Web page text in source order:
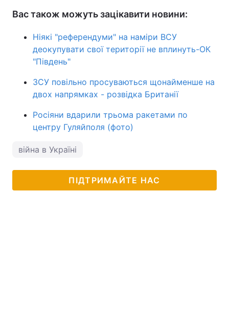
Вас також можуть зацікавити новини:
Ніякі "референдуми" на наміри ВСУ
деокупувати свої території не вплинуть-ОК
"Південь"
ЗСУ повільно просуваються щонайменше на
двох напрямках - розвідка Британії
Росіяни вдарили трьома ракетами по
центру Гуляйполя (фото)
війна в Україні
ПІДТРИМАЙТЕ НАС